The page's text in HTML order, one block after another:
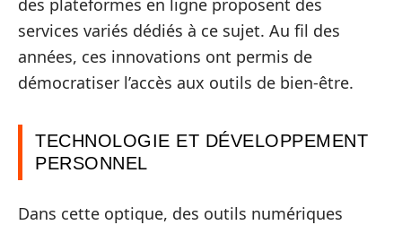
des plateformes en ligne proposent des
services variés dédiés à ce sujet. Au fil des
années, ces innovations ont permis de
démocratiser l’accès aux outils de bien-être.
TECHNOLOGIE ET DÉVELOPPEMENT
PERSONNEL
Dans cette optique, des outils numériques